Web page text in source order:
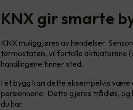
KNX gir smarte
KNX muliggjøres av hendelser.
termostaten, vil fortelle aktuatorene
handlingene finner sted.
I et bygg kan dette eksempelvis
persiennene. Dette gjøres trådløs,
du har.